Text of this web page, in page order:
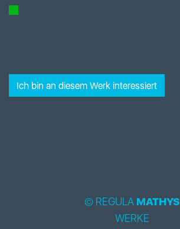
Ich bin an diesem Werk interessiert
© REGULA MATHYS
WERKE